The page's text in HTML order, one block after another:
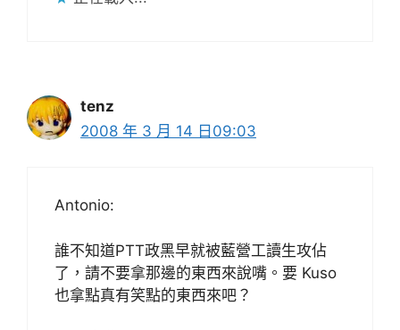
tenz
2008 年 3 月 14 日09:03
Antonio:
誰不知道PTT政黑早就被藍營工讀生攻佔
了，請不要拿那邊的東西來說嘴。要 Kuso
也拿點真有笑點的東西來吧？